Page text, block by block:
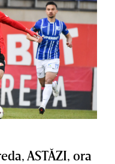
ASTĂZI, ora